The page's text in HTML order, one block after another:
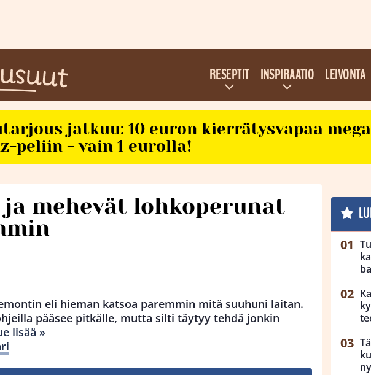
RESEPTIT INSPIRAATIO LEIVONTA
jatkuu: 10 euron kierrätysvapaa
peliin - vain 1 eurolla!
mehevät lohkoperunat
eli hieman katsoa paremmin mitä suuhuni laitan.
pääsee pitkälle, mutta silti täytyy tehdä jonkin
lisää »